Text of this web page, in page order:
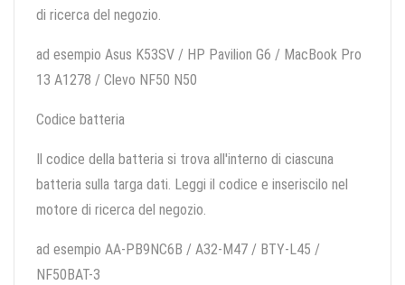
di ricerca del negozio.
ad esempio Asus K53SV / HP Pavilion G6 / MacBook Pro
13 A1278 / Clevo NF50 N50
Codice batteria
Il codice della batteria si trova all'interno di ciascuna
batteria sulla targa dati. Leggi il codice e inseriscilo nel
motore di ricerca del negozio.
ad esempio AA-PB9NC6B / A32-M47 / BTY-L45 /
NF50BAT-3